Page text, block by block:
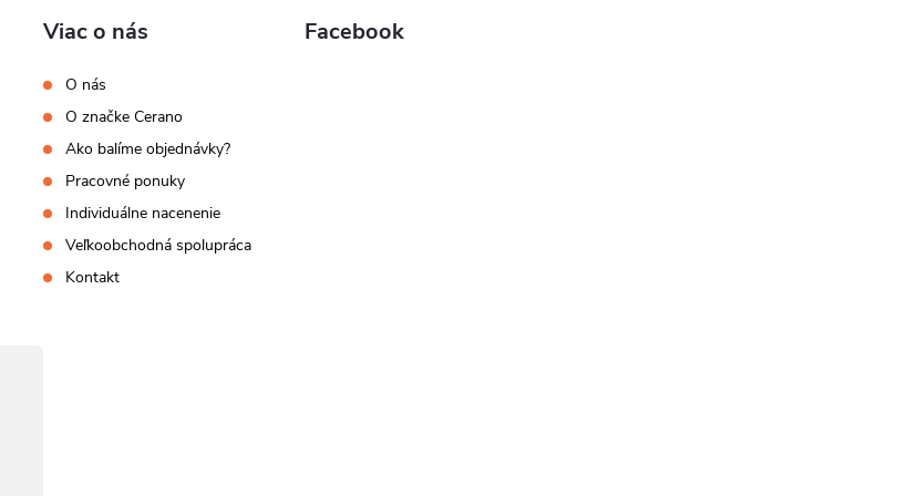
Viac o nás
O nás
O značke Cerano
Ako balíme objednávky?
Pracovné ponuky
Individuálne nacenenie
Veľkoobchodná spolupráca
Kontakt
Facebook